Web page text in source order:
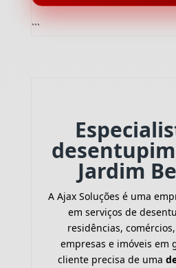
```
Jardim
A Ajax Soluções é uma
em serviços de
residências,
empresas e imóveis em
cliente precisa de uma